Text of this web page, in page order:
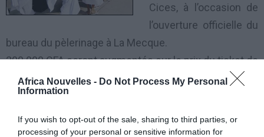
Africa Nouvelles - Do Not Process My Personal
Information
If you wish to opt-out of the sale, sharing to third parties, or
processing of your personal or sensitive information for
Cices, à l’occasion de
l’ouverture officielle du
bureau du pèlerinage à La Mecque.
200.000 CFA seront augmentés sur le prix du ticket de
voyage par la compagnie Sénégal Airlines des
pèlerins qui veulent voyager en classe affaires sur les